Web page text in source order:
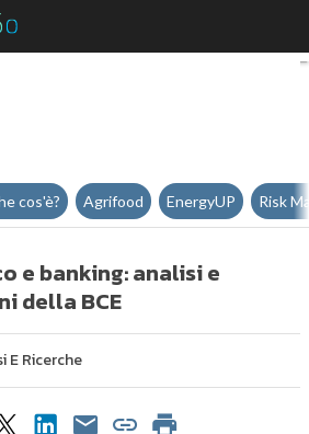
Rischio climatico e banking:
cos'è? Agrifood EnergyUP Risk
e banking: analisi e
della BCE
E Ricerche